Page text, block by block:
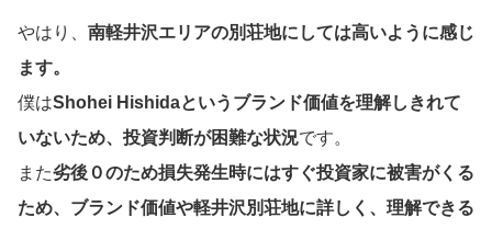
やはり、 南軽井沢エリアの別荘地にしては高いように感じ
ます。
僕はShohei Hishidaというブランド価値を理解しきれて
いないため、投資判断が困難な状況です。
また劣後０のため損失発生時にはすぐ投資家に被害がくる
ため、ブランド価値や軽井沢別荘地に詳しく、理解できる